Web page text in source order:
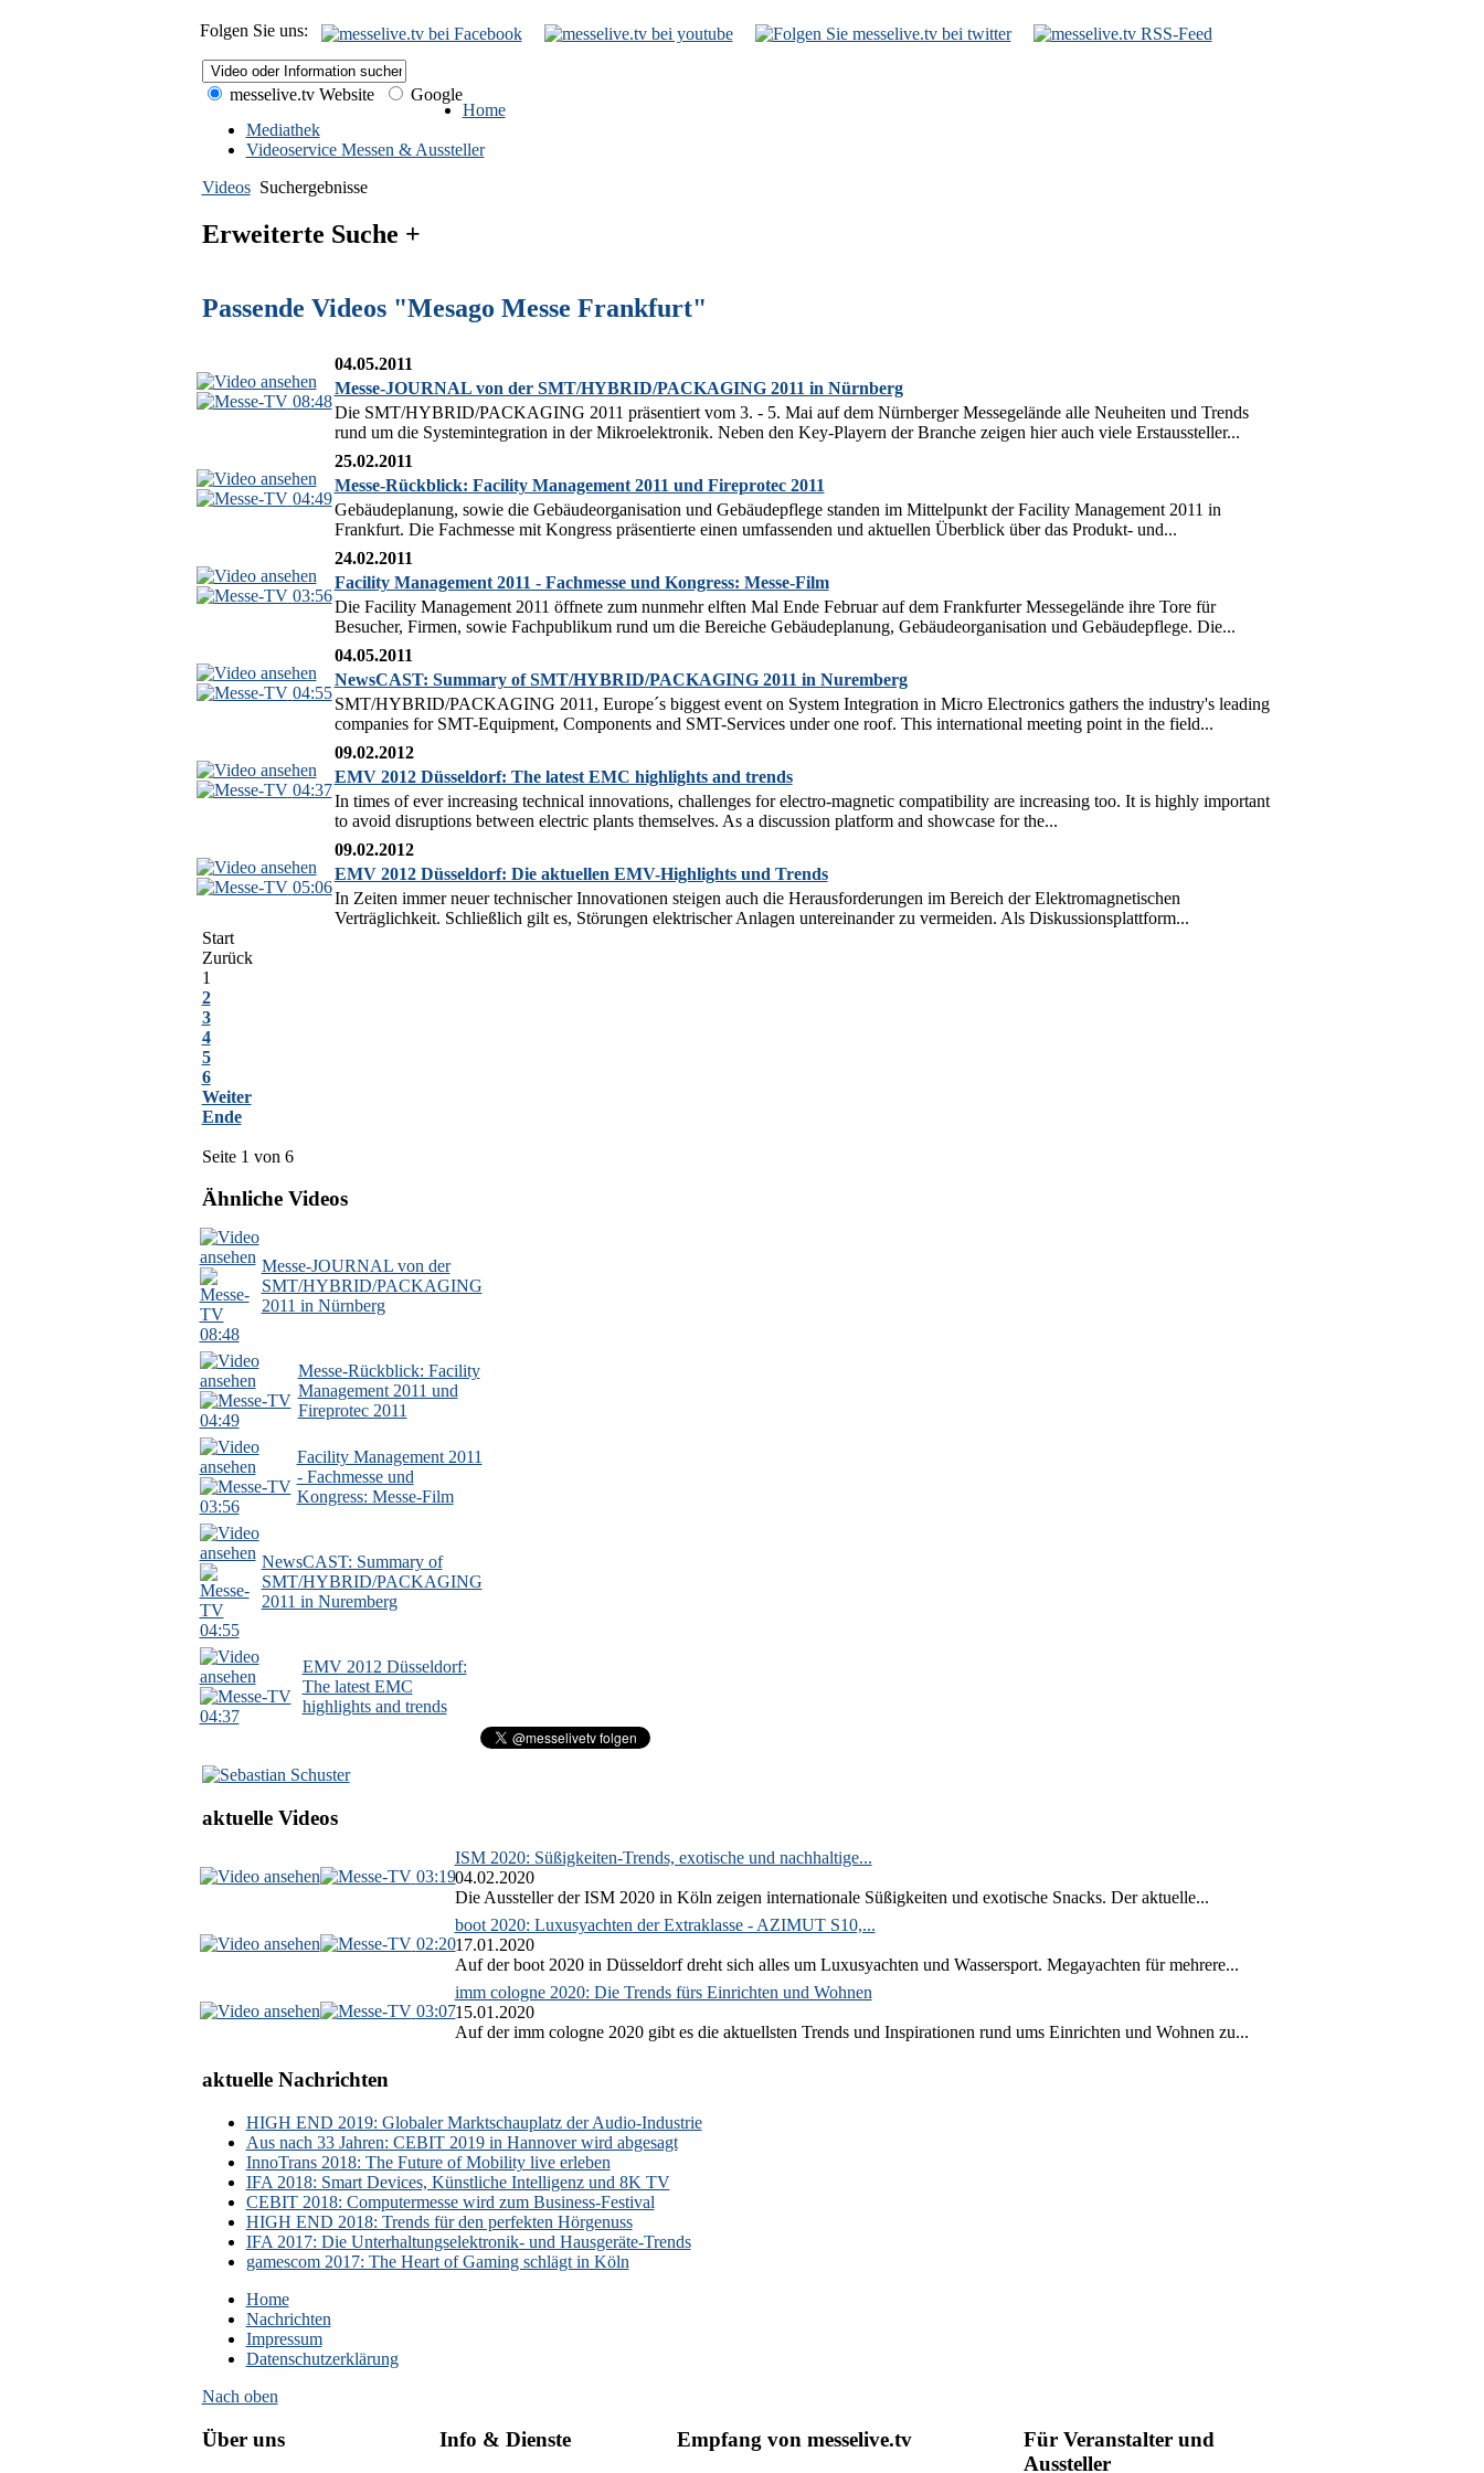
Folgen Sie uns:
messelive.tv Website
Google
Home
Mediathek
Videoservice Messen & Aussteller
Videos Suchergebnisse
Erweiterte Suche +
Passende Videos "Mesago Messe Frankfurt"
08:48
04.05.2011
Messe-JOURNAL von der SMT/HYBRID/PACKAGING 2011 in Nürnberg
Die SMT/HYBRID/PACKAGING 2011 präsentiert vom 3. - 5. Mai auf dem Nürnberger Messegelände alle Neuheiten und Trends
rund um die Systemintegration in der Mikroelektronik. Neben den Key-Playern der Branche zeigen hier auch viele Erstaussteller...
04:49
25.02.2011
Messe-Rückblick: Facility Management 2011 und Fireprotec 2011
Gebäudeplanung, sowie die Gebäudeorganisation und Gebäudepflege standen im Mittelpunkt der Facility Management 2011 in
Frankfurt. Die Fachmesse mit Kongress präsentierte einen umfassenden und aktuellen Überblick über das Produkt- und...
03:56
24.02.2011
Facility Management 2011 - Fachmesse und Kongress: Messe-Film
Die Facility Management 2011 öffnete zum nunmehr elften Mal Ende Februar auf dem Frankfurter Messegelände ihre Tore für
Besucher, Firmen, sowie Fachpublikum rund um die Bereiche Gebäudeplanung, Gebäudeorganisation und Gebäudepflege. Die...
04:55
04.05.2011
NewsCAST: Summary of SMT/HYBRID/PACKAGING 2011 in Nuremberg
SMT/HYBRID/PACKAGING 2011, Europe´s biggest event on System Integration in Micro Electronics gathers the industry's leading
companies for SMT-Equipment, Components and SMT-Services under one roof. This international meeting point in the field...
04:37
09.02.2012
EMV 2012 Düsseldorf: The latest EMC highlights and trends
In times of ever increasing technical innovations, challenges for electro-magnetic compatibility are increasing too. It is highly important
to avoid disruptions between electric plants themselves. As a discussion platform and showcase for the...
05:06
09.02.2012
EMV 2012 Düsseldorf: Die aktuellen EMV-Highlights und Trends
In Zeiten immer neuer technischer Innovationen steigen auch die Herausforderungen im Bereich der Elektromagnetischen
Verträglichkeit. Schließlich gilt es, Störungen elektrischer Anlagen untereinander zu vermeiden. Als Diskussionsplattform...
Start
Zurück
1
2
3
4
5
6
Weiter
Ende
Seite 1 von 6
Ähnliche Videos
08:48
Messe-JOURNAL von der
SMT/HYBRID/PACKAGING
2011 in Nürnberg
04:49
Messe-Rückblick: Facility
Management 2011 und
Fireprotec 2011
03:56
Facility Management 2011
- Fachmesse und
Kongress: Messe-Film
04:55
NewsCAST: Summary of
SMT/HYBRID/PACKAGING
2011 in Nuremberg
04:37
EMV 2012 Düsseldorf:
The latest EMC
highlights and trends
aktuelle Videos
03:19
ISM 2020: Süßigkeiten-Trends, exotische und nachhaltige...
04.02.2020
Die Aussteller der ISM 2020 in Köln zeigen internationale Süßigkeiten und exotische Snacks. Der aktuelle...
02:20
boot 2020: Luxusyachten der Extraklasse - AZIMUT S10,...
17.01.2020
Auf der boot 2020 in Düsseldorf dreht sich alles um Luxusyachten und Wassersport. Megayachten für mehrere...
03:07
imm cologne 2020: Die Trends fürs Einrichten und Wohnen
15.01.2020
Auf der imm cologne 2020 gibt es die aktuellsten Trends und Inspirationen rund ums Einrichten und Wohnen zu...
aktuelle Nachrichten
HIGH END 2019: Globaler Marktschauplatz der Audio-Industrie
Aus nach 33 Jahren: CEBIT 2019 in Hannover wird abgesagt
InnoTrans 2018: The Future of Mobility live erleben
IFA 2018: Smart Devices, Künstliche Intelligenz und 8K TV
CEBIT 2018: Computermesse wird zum Business-Festival
HIGH END 2018: Trends für den perfekten Hörgenuss
IFA 2017: Die Unterhaltungselektronik- und Hausgeräte-Trends
gamescom 2017: The Heart of Gaming schlägt in Köln
Home
Nachrichten
Impressum
Datenschutzerklärung
Nach oben
Über uns Info & Dienste Empfang von messelive.tv
Für Veranstalter und
Aussteller